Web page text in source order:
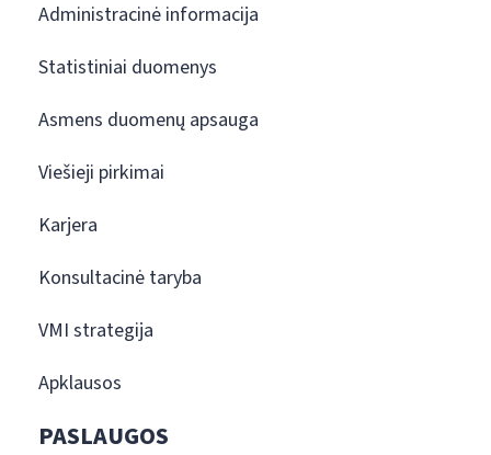
Administracinė informacija
Statistiniai duomenys
Asmens duomenų apsauga
Viešieji pirkimai
Karjera
Konsultacinė taryba
VMI strategija
Apklausos
PASLAUGOS